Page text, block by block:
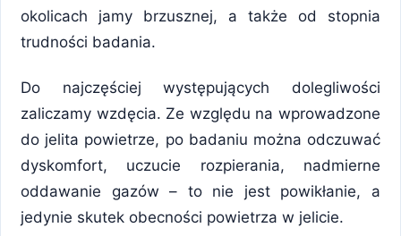
okolicach jamy brzusznej, a także od stopnia
trudności badania.
Do najczęściej występujących dolegliwości
zaliczamy wzdęcia. Ze względu na wprowadzone
do jelita powietrze, po badaniu można odczuwać
dyskomfort, uczucie rozpierania, nadmierne
oddawanie gazów – to nie jest powikłanie, a
jedynie skutek obecności powietrza w jelicie.